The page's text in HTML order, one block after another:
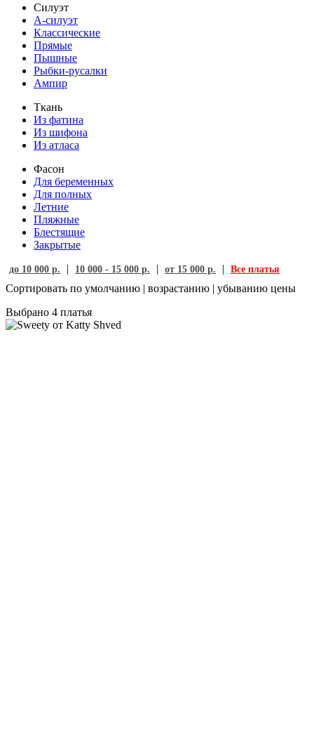
Силуэт
А-силуэт
Классические
Прямые
Пышные
Рыбки-русалки
Ампир
Ткань
Из фатина
Из шифона
Из атласа
Фасон
Для беременных
Для полных
Летние
Пляжные
Блестящие
Закрытые
до 10 000 р. | 10 000 - 15 000 р. | от 15 000 р. | Все платья
Сортировать по умолчанию | возрастанию | убыванию цены
Выбрано 4 платья